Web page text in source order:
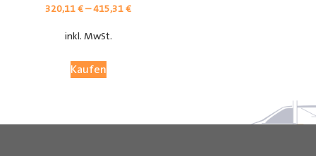
320,11€–415,31€
inkl. MwSt.
Kaufen